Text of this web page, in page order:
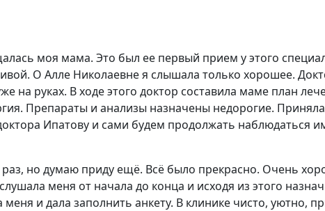
моя мама. Это был ее первый прием у этого
О Алле Николаевне я слышала только хорошее.
на руках. В ходе этого доктор составила маме план
Препараты и анализы назначены недорогие.
Ипатову и сами будем продолжать наблюдаться
но думаю приду ещё. Всё было прекрасно. Очень
меня от начала до конца и исходя из этого
меня и дала заполнить анкету. В клинике чисто, уютно,